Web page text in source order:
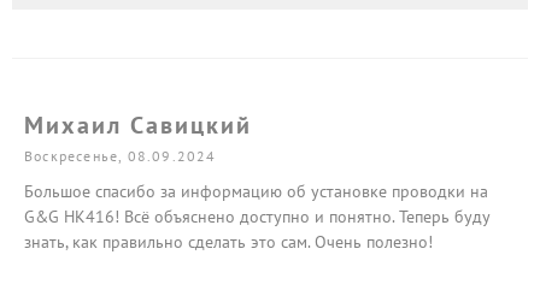
Михаил Савицкий
Воскресенье, 08.09.2024
Большое спасибо за информацию об установке проводки на
G&G HK416! Всё объяснено доступно и понятно. Теперь буду
знать, как правильно сделать это сам. Очень полезно!